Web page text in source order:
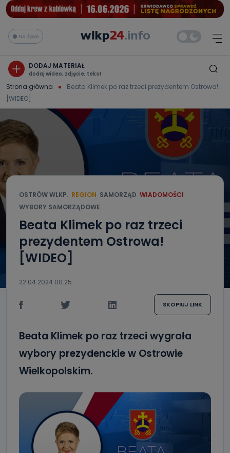
Na żywo
DODAJ MATERIAŁ
dodaj wideo, zdjęcie, tekst
Strona główna
Beata Klimek po raz trzeci prezydentem Ostrowa!
[WIDEO]
OSTRÓW WLKP. REGION SAMORZĄD WIADOMOŚCI
WYBORY SAMORZĄDOWE
Beata Klimek po raz trzeci
prezydentem Ostrowa!
[WIDEO]
22.04.2024 00:25
SKOPIUJ LINK
Beata Klimek po raz trzeci wygrała
wybory prezydenckie w Ostrowie
Wielkopolskim.